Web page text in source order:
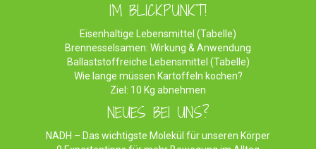
IM BLICKPUNKT!
Eisenhaltige Lebensmittel (Tabelle)
Brennesselsamen: Wirkung & Anwendung
Ballaststoffreiche Lebensmittel (Tabelle)
Wie lange müssen Kartoffeln kochen?
Ziel: 10 Kg abnehmen
NEUES BEI UNS?
NADH – Das wichtigste Molekül für unseren Körper